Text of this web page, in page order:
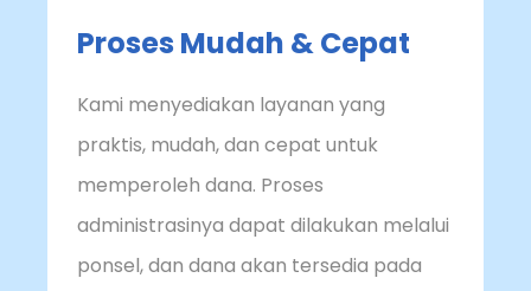
Proses Mudah & Cepat
Kami menyediakan layanan yang
praktis, mudah, dan cepat untuk
memperoleh dana. Proses
administrasinya dapat dilakukan melalui
ponsel, dan dana akan tersedia pada